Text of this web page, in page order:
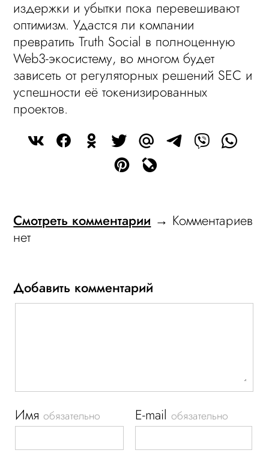
издержки и убытки пока перевешивают
оптимизм. Удастся ли компании
превратить Truth Social в полноценную
Web3-экосистему, во многом будет
зависеть от регуляторных решений SEC и
успешности её токенизированных
проектов.
Смотреть комментарии → Комментариев
нет
Добавить комментарий
Имяобязательно E-mailобязательно